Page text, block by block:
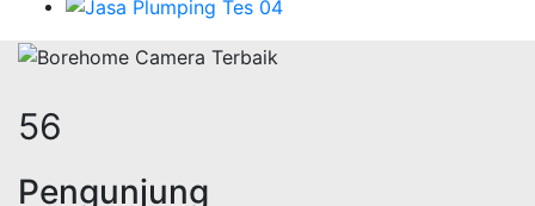
68
Pengunjung